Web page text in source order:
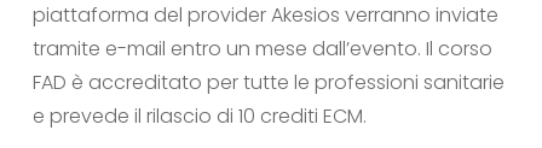
piattaforma del provider Akesios verranno inviate
tramite e-mail entro un mese dall’evento. Il corso
FAD è accreditato per tutte le professioni sanitarie
e prevede il rilascio di 10 crediti ECM.